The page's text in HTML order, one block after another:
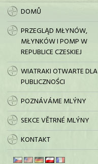
DOMŮ
PRZEGLĄD MŁYNÓW,
MŁYNKÓW I POMP W
REPUBLICE CZESKIEJ
WIATRAKI OTWARTE DLA
PUBLICZNOŚCI
POZNÁVÁME MLÝNY
SEKCE VĚTRNÉ MLÝNY
KONTAKT